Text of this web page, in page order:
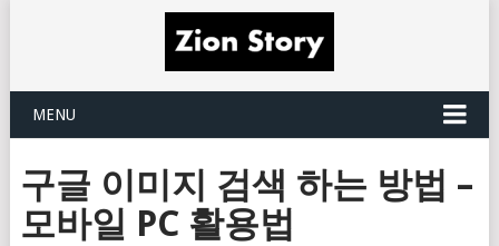
MENU
구글 이미지 검색 하는 방법 –
모바일 PC 활용법